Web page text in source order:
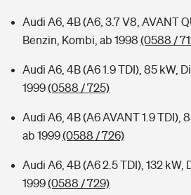
Audi A6, 4B (A6, 3.7 V8, AVANT
Benzin, Kombi, ab 1998 (0588 /
Audi A6, 4B (A6 1.9 TDI), 85 kW,
1999(0588 / 725)
Audi A6, 4B (A6 AVANT 1.9 TDI),
ab 1999(0588 / 726)
Audi A6, 4B (A6 2.5 TDI), 132 kW,
1999(0588 / 729)